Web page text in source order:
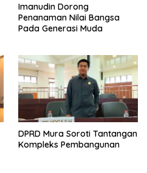
Imanudin Dorong
Penanaman Nilai Bangsa
Pada Generasi Muda
DPRD Mura Soroti Tantangan
Kompleks Pembangunan